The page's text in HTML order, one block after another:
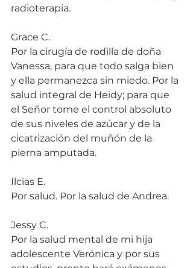
radioterapia.
Grace C.
Por la cirugía de rodilla de doña
Vanessa, para que todo salga bien
y ella permanezca sin miedo. Por la
salud integral de Heidy; para que
el Señor tome el control absoluto
de sus niveles de azúcar y de la
cicatrización del muñón de la
pierna amputada.
Ilcias E.
Por salud. Por la salud de Andrea.
Jessy C.
Por la salud mental de mi hija
adolescente Verónica y por sus